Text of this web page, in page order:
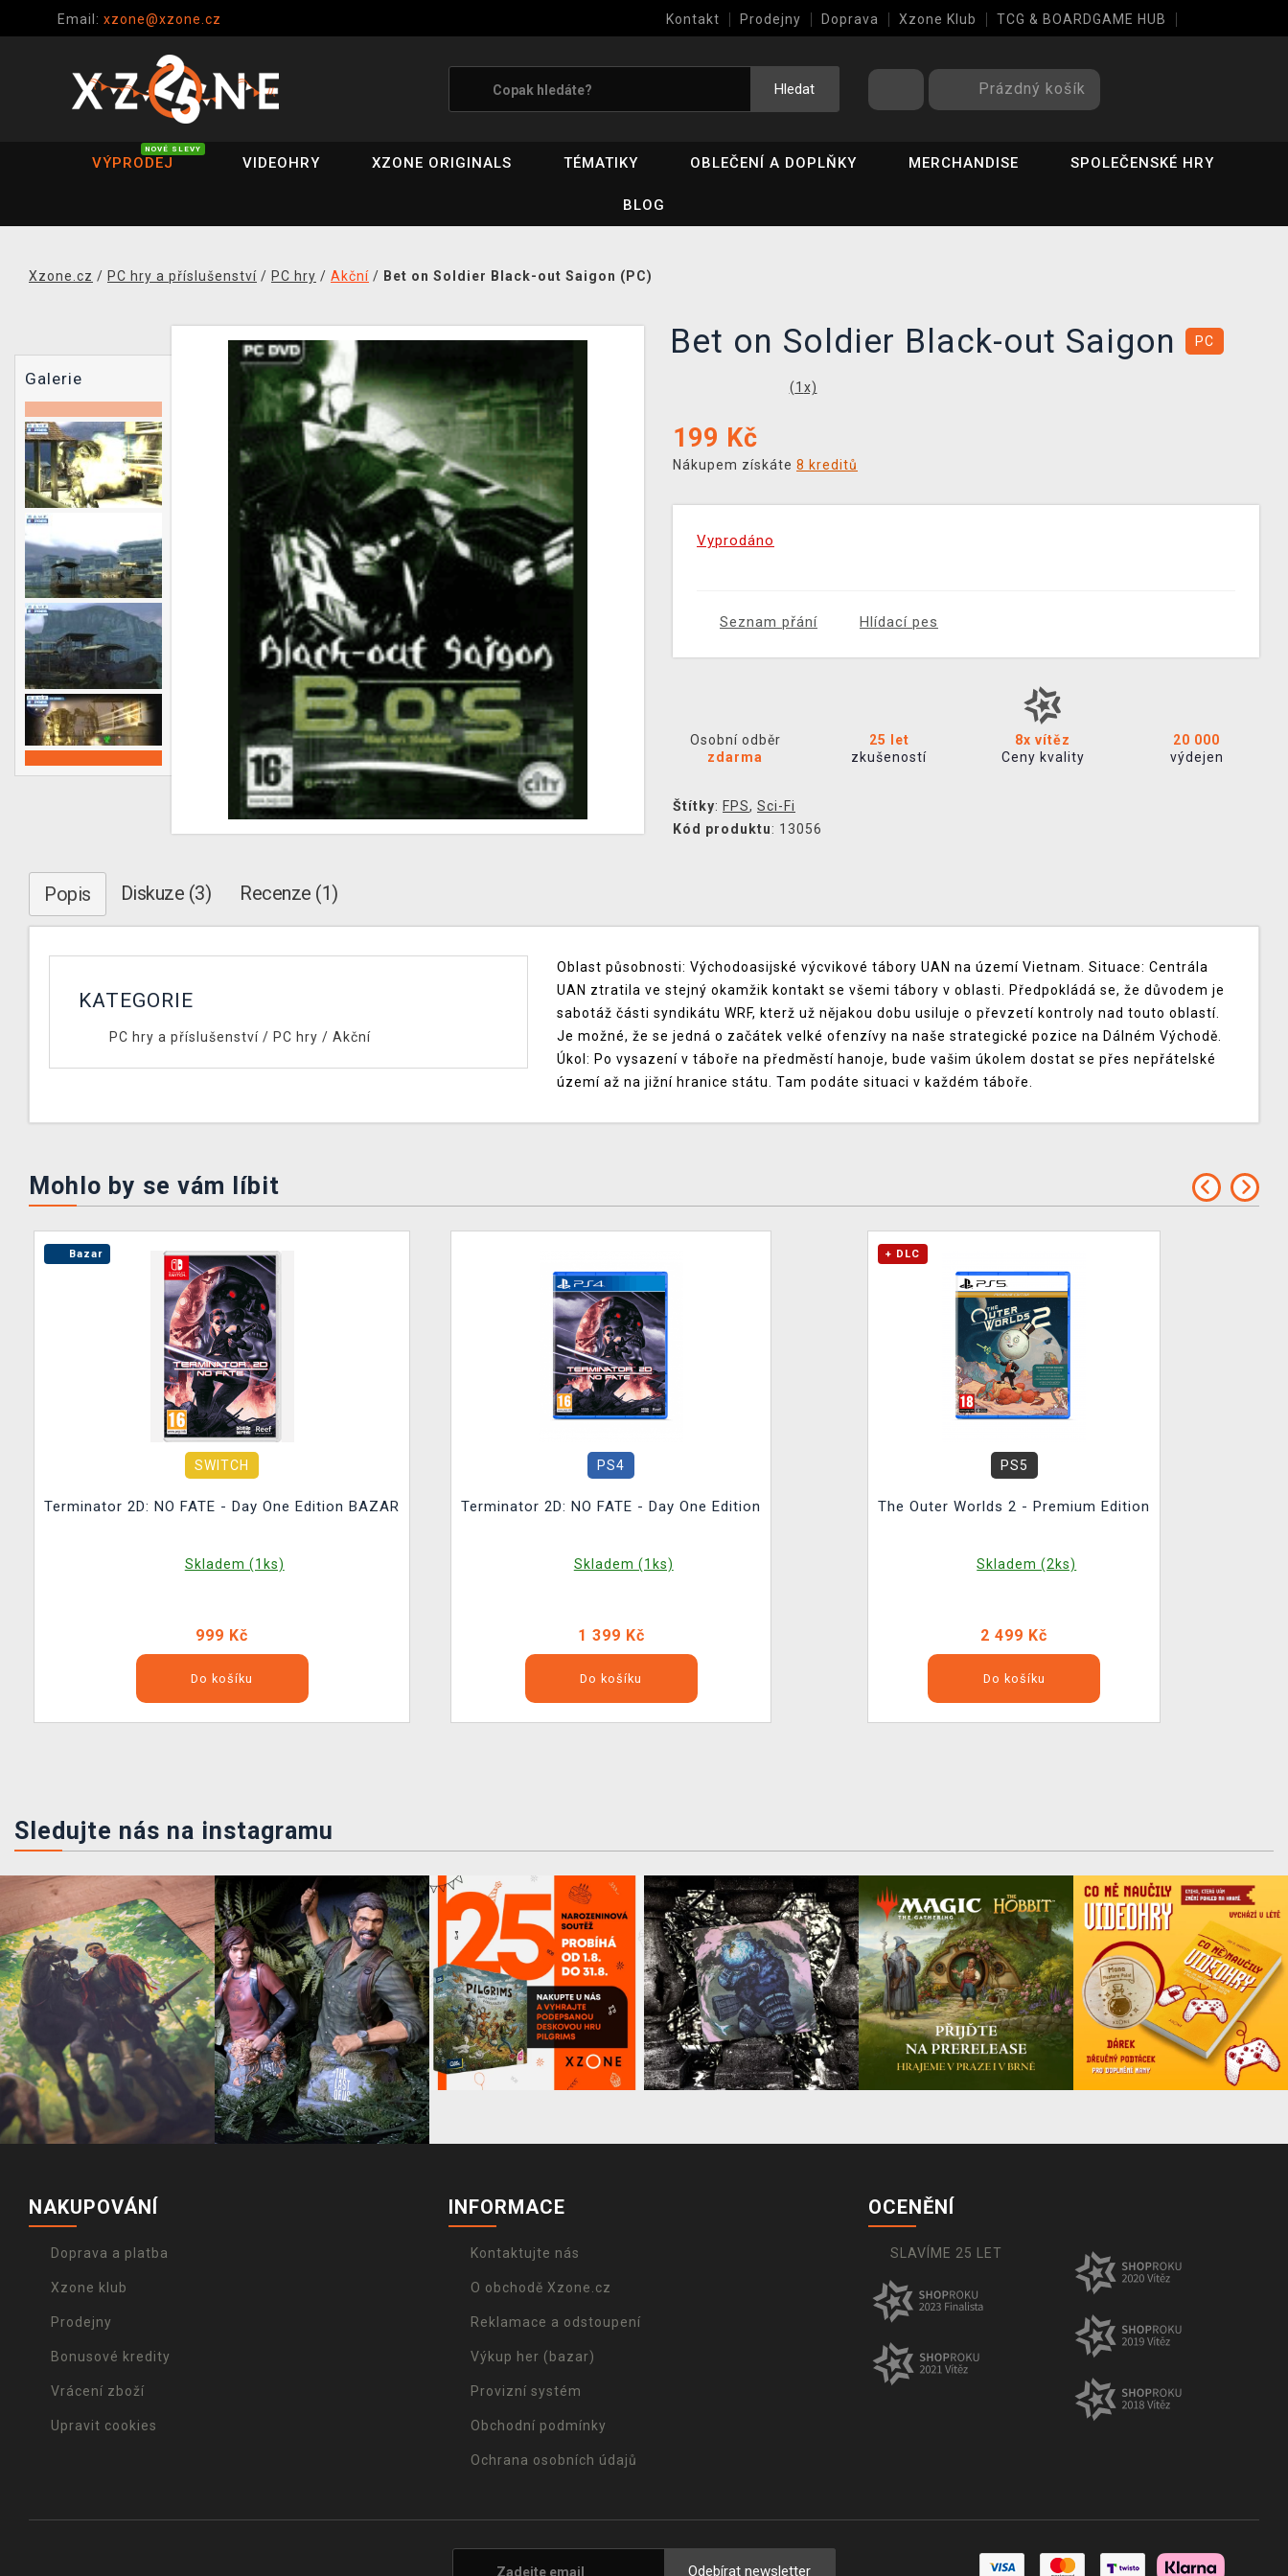
Email: xzone@xzone.cz Kontakt Prodejny Doprava Xzone Klub TCG & BOARDGAME HUB
Hledat Prázdný košík
VÝPRODEJ
NOVÉ SLEVY
VIDEOHRY XZONE ORIGINALS TÉMATIKY OBLEČENÍ A DOPLŇKY MERCHANDISE SPOLEČENSKÉ HRY
BLOG
Xzone.cz / PC hry a příslušenství / PC hry / Akční / Bet on Soldier Black-out Saigon (PC)
Galerie
Bet on Soldier Black-out Saigon PC
(1 x)
199 Kč
Nákupem získáte 8 kreditů
Vyprodáno
Seznam přání Hlídací pes
Osobní odběr
zdarma
25 let
zkušeností
8x vítěz
Ceny kvality
20 000
výdejen
Štítky: FPS, Sci-Fi
Kód produktu: 13056
Popis Diskuze (3) Recenze (1)
KATEGORIE
PC hry a příslušenství/ PC hry / Akční
Oblast působnosti: Východoasijské výcvikové tábory UAN na území Vietnam. Situace: Centrála
UAN ztratila ve stejný okamžik kontakt se všemi tábory v oblasti. Předpokládá se, že důvodem je
sabotáž části syndikátu WRF, kterž už nějakou dobu usiluje o převzetí kontroly nad touto oblastí.
Je možné, že se jedná o začátek velké ofenzívy na naše strategické pozice na Dálném Východě.
Úkol: Po vysazení v táboře na předměstí hanoje, bude vašim úkolem dostat se přes nepřátelské
území až na jižní hranice státu. Tam podáte situaci v každém táboře.
Mohlo by se vám líbit
Bazar
SWITCH
Terminator 2D: NO FATE - Day One Edition BAZAR
Skladem (1ks)
999 Kč
Do košíku
PS4
Terminator 2D: NO FATE - Day One Edition
Skladem (1ks)
1 399 Kč
Do košíku
+ DLC
PS5
The Outer Worlds 2 - Premium Edition
Skladem (2ks)
2 499 Kč
Do košíku
Sledujte nás na instagramu
NAKUPOVÁNÍ
Doprava a platba
Xzone klub
Prodejny
Bonusové kredity
Vrácení zboží
Upravit cookies
INFORMACE
Kontaktujte nás
O obchodě Xzone.cz
Reklamace a odstoupení
Výkup her (bazar)
Provizní systém
Obchodní podmínky
Ochrana osobních údajů
OCENĚNÍ
SLAVÍME 25 LET
Odebírat newsletter